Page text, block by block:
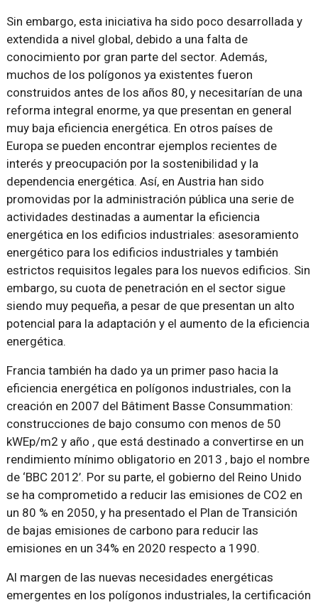
Sin embargo, esta iniciativa ha sido poco desarrollada y
extendida a nivel global, debido a una falta de
conocimiento por gran parte del sector. Además,
muchos de los polígonos ya existentes fueron
construidos antes de los años 80, y necesitarían de una
reforma integral enorme, ya que presentan en general
muy baja eficiencia energética. En otros países de
Europa se pueden encontrar ejemplos recientes de
interés y preocupación por la sostenibilidad y la
dependencia energética. Así, en Austria han sido
promovidas por la administración pública una serie de
actividades destinadas a aumentar la eficiencia
energética en los edificios industriales: asesoramiento
energético para los edificios industriales y también
estrictos requisitos legales para los nuevos edificios. Sin
embargo, su cuota de penetración en el sector sigue
siendo muy pequeña, a pesar de que presentan un alto
potencial para la adaptación y el aumento de la eficiencia
energética.
Francia también ha dado ya un primer paso hacia la
eficiencia energética en polígonos industriales, con la
creación en 2007 del Bâtiment Basse Consummation:
construcciones de bajo consumo con menos de 50
kWEp/m2 y año , que está destinado a convertirse en un
rendimiento mínimo obligatorio en 2013 , bajo el nombre
de ‘BBC 2012’. Por su parte, el gobierno del Reino Unido
se ha comprometido a reducir las emisiones de CO2 en
un 80 % en 2050, y ha presentado el Plan de Transición
de bajas emisiones de carbono para reducir las
emisiones en un 34% en 2020 respecto a 1990.
Al margen de las nuevas necesidades energéticas
emergentes en los polígonos industriales, la certificación